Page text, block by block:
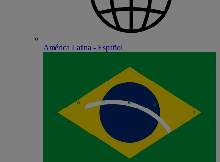
América Latina - Español